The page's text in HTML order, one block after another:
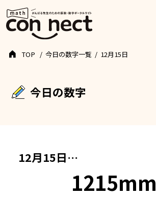
今日の数字
TOP 今日の数字一覧 12月15日
12月15日…
1215mm